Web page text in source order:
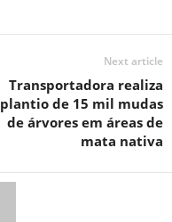
Next article
Transportadora realiza
plantio de 15 mil mudas
de árvores em áreas de
mata nativa